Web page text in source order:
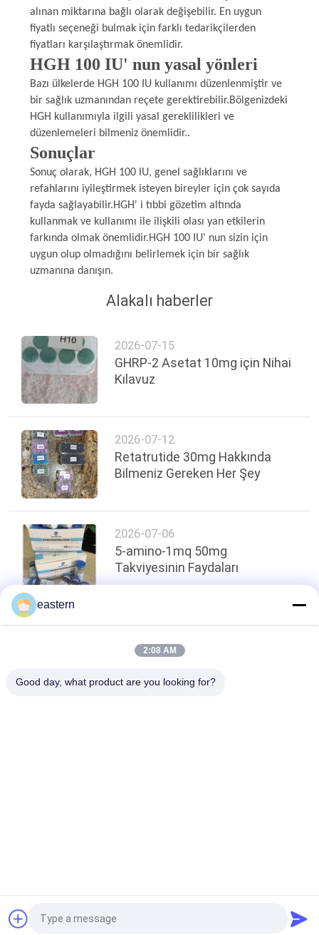
alınan miktarına bağlı olarak değişebilir. En uygun
fiyatlı seçeneği bulmak için farklı tedarikçilerden
fiyatları karşılaştırmak önemlidir.
HGH 100 IU' nun yasal yönleri
Bazı ülkelerde HGH 100 IU kullanımı düzenlenmiştir ve
bir sağlık uzmanından reçete gerektirebilir.Bölgenizdeki
HGH kullanımıyla ilgili yasal gereklilikleri ve
düzenlemeleri bilmeniz önemlidir..
Sonuçlar
Sonuç olarak, HGH 100 IU, genel sağlıklarını ve
refahlarını iyileştirmek isteyen bireyler için çok sayıda
fayda sağlayabilir.HGH' i tıbbi gözetim altında
kullanmak ve kullanımı ile ilişkili olası yan etkilerin
farkında olmak önemlidir.HGH 100 IU' nun sizin için
uygun olup olmadığını belirlemek için bir sağlık
uzmanına danışın.
Alakalı haberler
2026-07-15
GHRP-2 Asetat 10mg için Nihai
Kılavuz
2026-07-12
Retatrutide 30mg Hakkında
Bilmeniz Gereken Her Şey
2026-07-06
5-amino-1mq 50mg
Takviyesinin Faydaları
Sayfanın Üstü
eastern
2:08 AM
Good day, what product are you looking for?